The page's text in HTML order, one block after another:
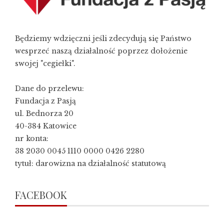
Będziemy wdzięczni jeśli zdecydują się Państwo
wesprzeć naszą działalność poprzez dołożenie
swojej "cegiełki".
Dane do przelewu:
Fundacja z Pasją
ul. Bednorza 20
40-384 Katowice
nr konta:
38 2030 0045 1110 0000 0426 2280
tytuł: darowizna na działalność statutową
FACEBOOK